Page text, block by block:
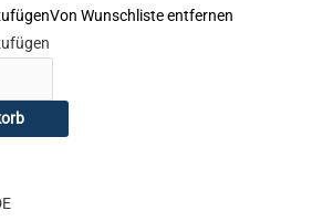
Von Wunschliste entfernen